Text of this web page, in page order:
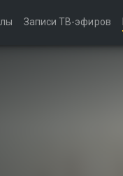
Записи ТВ-эфиров